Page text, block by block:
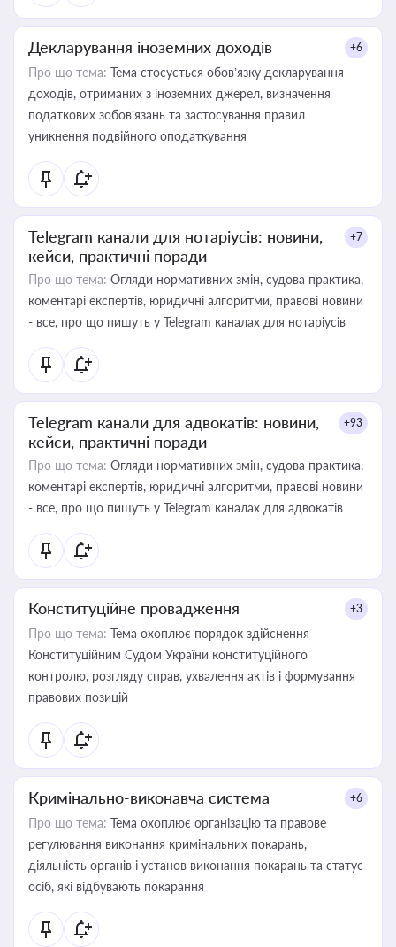
Декларування іноземних доходів +6
Про що тема: Тема стосується обов’язку декларування
доходів, отриманих з іноземних джерел, визначення
податкових зобов’язань та застосування правил
уникнення подвійного оподаткування
Telegram канали для нотаріусів: новини,
кейси, практичні поради
+7
Про що тема: Огляди нормативних змін, судова практика,
коментарі експертів, юридичні алгоритми, правові новини
- все, про що пишуть у Telegram каналах для нотаріусів
Telegram канали для адвокатів: новини,
кейси, практичні поради
+93
Про що тема: Огляди нормативних змін, судова практика,
коментарі експертів, юридичні алгоритми, правові новини
- все, про що пишуть у Telegram каналах для адвокатів
Конституційне провадження +3
Про що тема: Тема охоплює порядок здійснення
Конституційним Судом України конституційного
контролю, розгляду справ, ухвалення актів і формування
правових позицій
Кримінально-виконавча система +6
Про що тема: Тема охоплює організацію та правове
регулювання виконання кримінальних покарань,
діяльність органів і установ виконання покарань та статус
осіб, які відбувають покарання